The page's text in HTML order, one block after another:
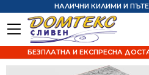
НАЛИЧНИ КИЛИМИ И
БЕЗПЛАТНА И ЕКСПРЕСНА